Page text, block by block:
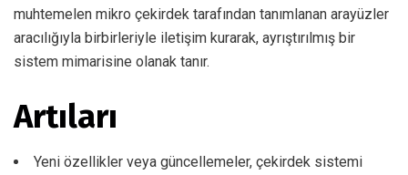
muhtemelen mikro çekirdek tarafından tanımlanan arayüzler
aracılığıyla birbirleriyle iletişim kurarak, ayrıştırılmış bir
sistem mimarisine olanak tanır.
Artıları
Yeni özellikler veya güncellemeler, çekirdek sistemi